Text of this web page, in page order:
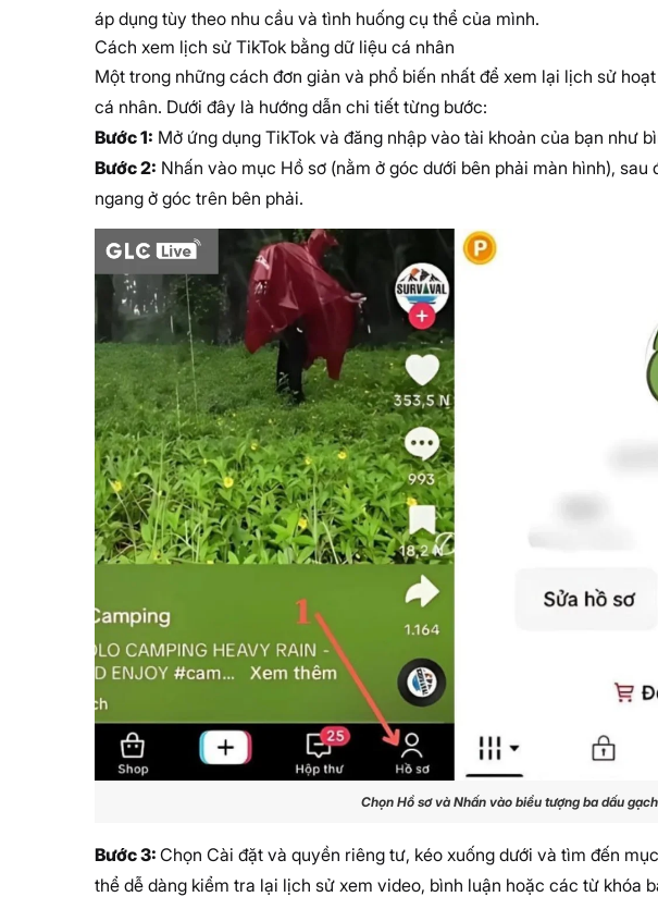
áp dụng tùy theo nhu cầu và tình huống cụ thể của mình.
Cách xem lịch sử TikTok bằng dữ liệu cá nhân
Một trong những cách đơn giản và phổ biến nhất để xem lại lịch sử
cá nhân. Dưới đây là hướng dẫn chi tiết từng bước:
Bước 1: Mở ứng dụng TikTok và đăng nhập vào tài khoản của bạn như
Bước 2: Nhấn vào mục Hồ sơ (nằm ở góc dưới bên phải màn hình),
ngang ở góc trên bên phải.
Chọn Hồ sơ và Nhấn vào biểu tượng ba dấu
Bước 3: Chọn Cài đặt và quyền riêng tư, kéo xuống dưới và tìm đến
thể dễ dàng kiểm tra lại lịch sử xem video, bình luận hoặc các từ khóa